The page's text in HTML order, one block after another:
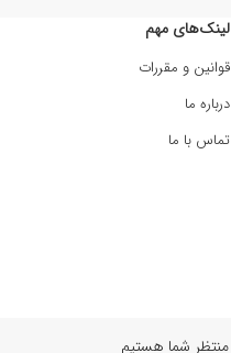
لینک‌های مهم
قوانین و مقررات
درباره ما
تماس با ما
منتظر شما هستیم